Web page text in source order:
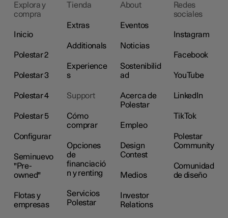
Explora y
compra
Inicio
Polestar 2
Polestar 3
Polestar 4
Polestar 5
Configurar
Seminuevo
"Pre-
owned"
Flotas y
empresas
Tienda
Extras
Additionals
Experience
s
Support
Cómo
comprar
Opciones
de
financiació
n y renting
Servicios
Polestar
About
Eventos
Noticias
Sostenibilid
ad
Acerca de
Polestar
Empleo
Design
Contest
Medios
Investor
Relations
Redes
sociales
Instagram
Facebook
YouTube
LinkedIn
TikTok
Polestar
Community
Comunidad
de diseño